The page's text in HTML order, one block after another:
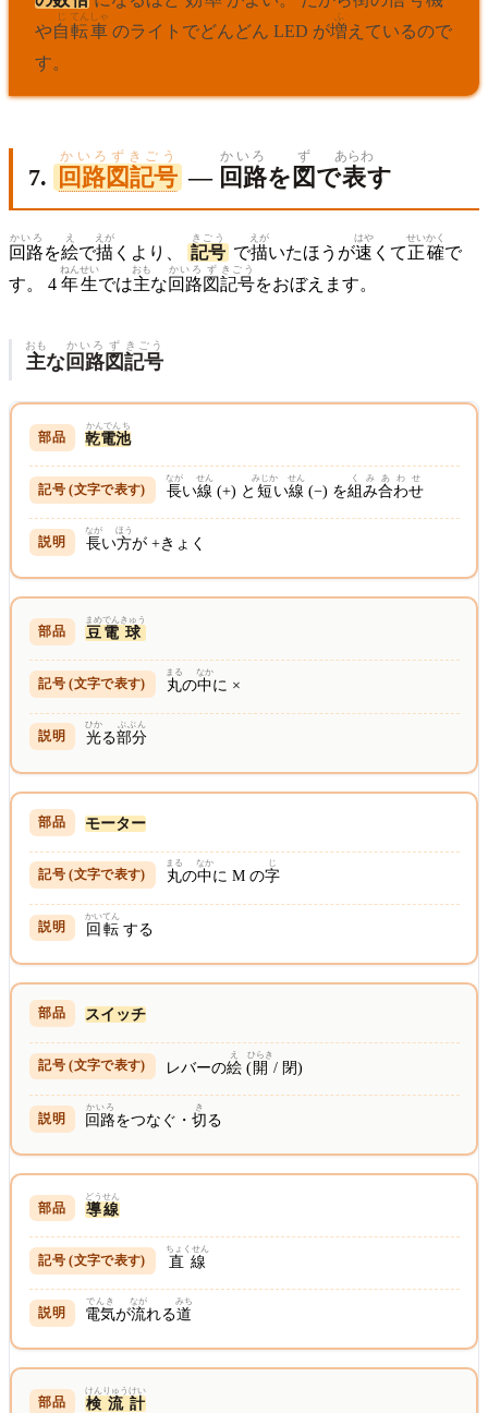
や自
じ
転
てん
車
しゃ
のライトでどんどん LED が増
ふ
えているので
す。
7. 回路図記号
かいろずきごう
— 回路
かいろ
を 図
ず
で表
あらわ
す
回路
かいろ
を絵
え
で描
えが
くより、 記号
きごう
で描
えが
いたほうが速
はや
くて正確
せいかく
で
す。 4 年
ねん
生
せい
では主
おも
な回路
かいろ
図
ず
記号
きごう
をおぼえます。
主
おも
な回路
かいろ
図
ず
記号
きごう
乾電池
かんでんち
長
なが
い線
せん
(+) と 短
みじか
い線
せん
(−) を組み合わせ
くみあわせ
長
なが
い方
ほう
が +きょく
豆
まめ
電
でん
球
きゅう
丸
まる
の中
なか
に ×
光
ひか
る部分
ぶぶん
モーター
丸
まる
の中
なか
に M の字
じ
回
かい
転
てん
する
スイッチ
レバーの絵
え
(開
ひらき
/ 閉)
回路
かいろ
をつなぐ・切
き
る
導
どう
線
せん
直線
ちょくせん
電気
でんき
が流
なが
れる道
みち
検
けん
流
りゅう
計
けい